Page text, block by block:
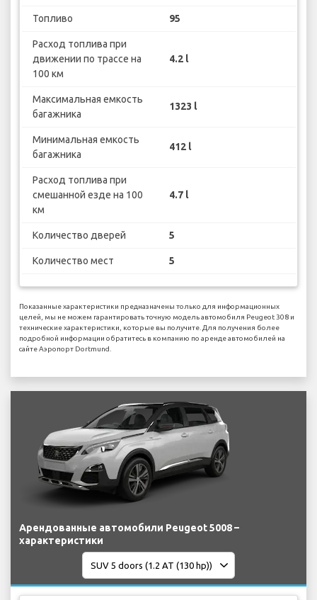
Топливо 95
Расход топлива при
движении по трассе на
100 км
4.2 l
Максимальная емкость
багажника
1323 l
Минимальная емкость
багажника
412 l
Расход топлива при
смешанной езде на 100
км
4.7 l
Количество дверей 5
Количество мест 5
Показанные характеристики предназначены только для информационных
целей, мы не можем гарантировать точную модель автомобиля Peugeot 308 и
технические характеристики, которые вы получите. Для получения более
подробной информации обратитесь в компанию по аренде автомобилей на
сайте Аэропорт Dortmund.
Арендованные автомобили Peugeot 5008 –
характеристики